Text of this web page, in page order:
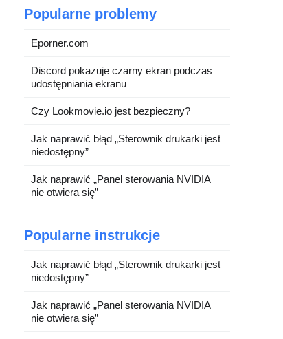
Popularne problemy
Eporner.com
Discord pokazuje czarny ekran podczas
udostępniania ekranu
Czy Lookmovie.io jest bezpieczny?
Jak naprawić błąd „Sterownik drukarki jest
niedostępny”
Jak naprawić „Panel sterowania NVIDIA
nie otwiera się”
Popularne instrukcje
Jak naprawić błąd „Sterownik drukarki jest
niedostępny”
Jak naprawić „Panel sterowania NVIDIA
nie otwiera się”